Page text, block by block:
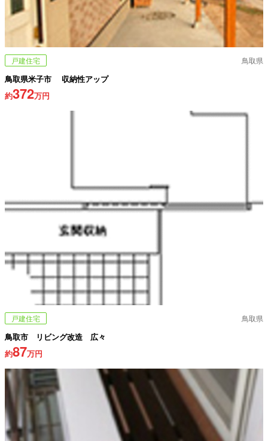
戸建住宅 鳥取県
鳥取県米子市 収納性アップ
約372万円
戸建住宅 鳥取県
鳥取市 リビング改造 広々
約87万円